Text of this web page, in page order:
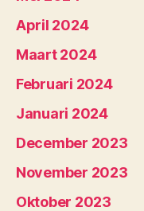
April 2024
Maart 2024
Februari 2024
Januari 2024
December 2023
November 2023
Oktober 2023